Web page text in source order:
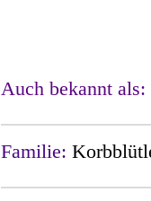
Auch bekannt als:
Familie: